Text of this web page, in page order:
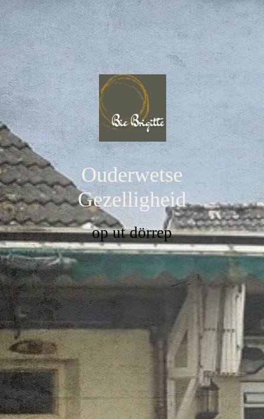
Ouderwetse
Gezelligheid
op ut dörrep